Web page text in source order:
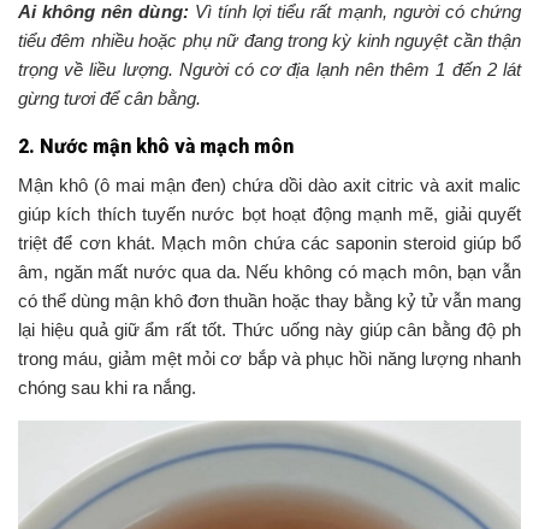
Ai không nên dùng: Vì tính lợi tiểu rất mạnh, người có chứng
tiểu đêm nhiều hoặc phụ nữ đang trong kỳ kinh nguyệt cần thận
trọng về liều lượng. Người có cơ địa lạnh nên thêm 1 đến 2 lát
gừng tươi để cân bằng.
2. Nước mận khô và mạch môn
Mận khô (ô mai mận đen) chứa dồi dào axit citric và axit malic
giúp kích thích tuyến nước bọt hoạt động mạnh mẽ, giải quyết
triệt để cơn khát. Mạch môn chứa các saponin steroid giúp bổ
âm, ngăn mất nước qua da. Nếu không có mạch môn, bạn vẫn
có thể dùng mận khô đơn thuần hoặc thay bằng kỷ tử vẫn mang
lại hiệu quả giữ ẩm rất tốt. Thức uống này giúp cân bằng độ ph
trong máu, giảm mệt mỏi cơ bắp và phục hồi năng lượng nhanh
chóng sau khi ra nắng.